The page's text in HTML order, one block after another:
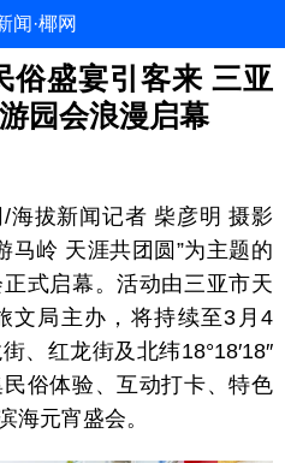
闻·椰网
俗盛宴引客来 三亚
园会浪漫启幕
/海拔新闻记者 柴彦明 摄影
马岭 天涯共团圆”为主题的
式启幕。活动由三亚市天
文局主办，将持续至3月4
、红龙街及北纬18°18′18″
俗体验、互动打卡、特色
海元宵盛会。